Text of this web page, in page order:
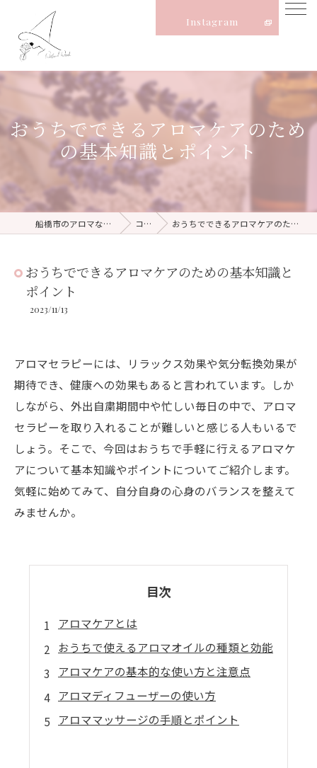
Instagram
おうちでできるアロマケアのため
の基本知識とポイント
船橋市のアロマならNatural Witch コラム おうちでできるアロマケアのための基本知識とポイント
おうちでできるアロマケアのための基本知識と
ポイント
2023/11/13
アロマセラピーには、リラックス効果や気分転換効果が
期待でき、健康への効果もあると言われています。しか
しながら、外出自粛期間中や忙しい毎日の中で、アロマ
セラピーを取り入れることが難しいと感じる人もいるで
しょう。そこで、今回はおうちで手軽に行えるアロマケ
アについて基本知識やポイントについてご紹介します。
気軽に始めてみて、自分自身の心身のバランスを整えて
みませんか。
目次
アロマケアとは
おうちで使えるアロマオイルの種類と効能
アロマケアの基本的な使い方と注意点
アロマディフューザーの使い方
アロママッサージの手順とポイント